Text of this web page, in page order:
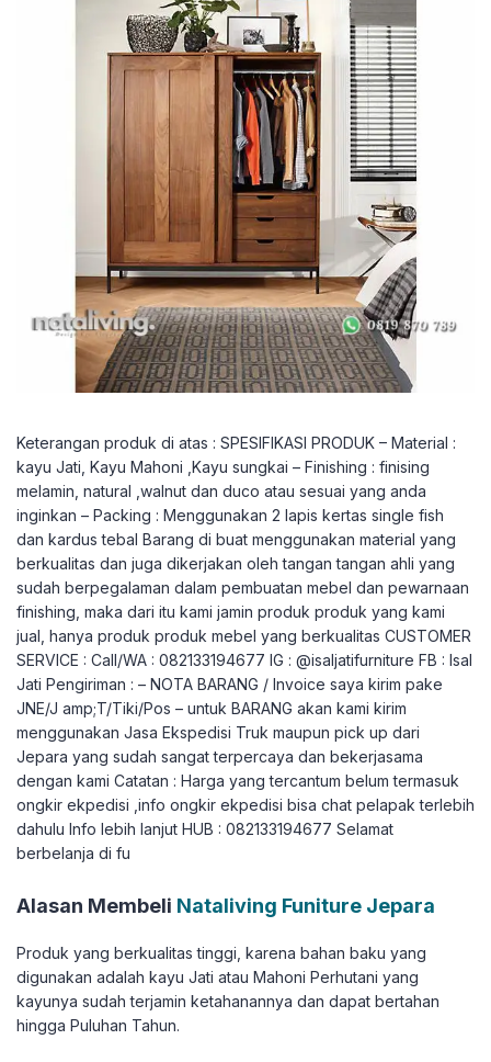
Keterangan produk di atas : SPESIFIKASI PRODUK – Material :
kayu Jati, Kayu Mahoni ,Kayu sungkai – Finishing : finising
melamin, natural ,walnut dan duco atau sesuai yang anda
inginkan – Packing : Menggunakan 2 lapis kertas single fish
dan kardus tebal Barang di buat menggunakan material yang
berkualitas dan juga dikerjakan oleh tangan tangan ahli yang
sudah berpegalaman dalam pembuatan mebel dan pewarnaan
finishing, maka dari itu kami jamin produk produk yang kami
jual, hanya produk produk mebel yang berkualitas CUSTOMER
SERVICE : Call/WA : 082133194677 IG : @isaljatifurniture FB : Isal
Jati Pengiriman : – NOTA BARANG / Invoice saya kirim pake
JNE/J amp;T/Tiki/Pos – untuk BARANG akan kami kirim
menggunakan Jasa Ekspedisi Truk maupun pick up dari
Jepara yang sudah sangat terpercaya dan bekerjasama
dengan kami Catatan : Harga yang tercantum belum termasuk
ongkir ekpedisi ,info ongkir ekpedisi bisa chat pelapak terlebih
dahulu Info lebih lanjut HUB : 082133194677 Selamat
berbelanja di fu
Alasan Membeli Nataliving Funiture Jepara
Produk yang berkualitas tinggi, karena bahan baku yang
digunakan adalah kayu Jati atau Mahoni Perhutani yang
kayunya sudah terjamin ketahanannya dan dapat bertahan
hingga Puluhan Tahun.